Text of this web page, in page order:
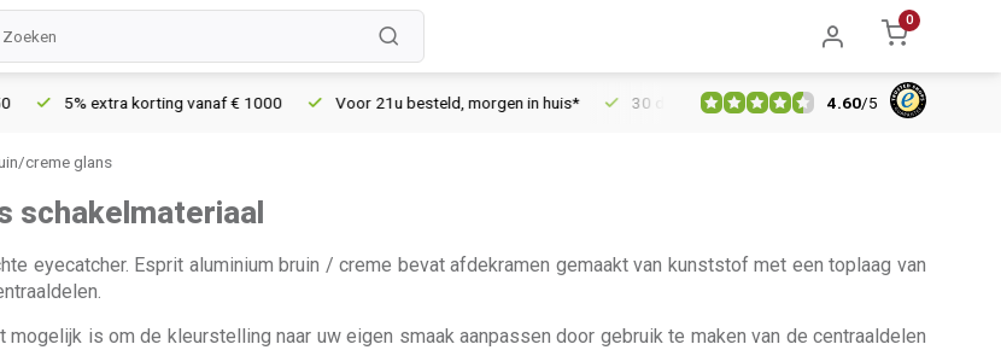
0
5% extra korting vanaf € 1000 Voor 21u besteld, morgen in huis* 30 dagen retourrecht Vertrouwd online sinds 2006
4.60/5
creme glans
schakelmateriaal
eyecatcher. Esprit aluminium bruin / creme bevat afdekramen gemaakt van kunststof met een toplaag van
is om de kleurstelling naar uw eigen smaak aanpassen door gebruik te maken van de centraaldelen